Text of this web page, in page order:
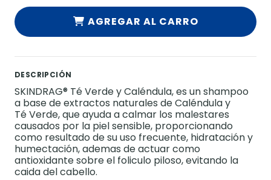
AGREGAR AL CARRO
DESCRIPCIÓN
SKINDRAG® Té Verde y Caléndula, es un shampoo
a base de extractos naturales de Caléndula y
Té Verde, que ayuda a calmar los malestares
causados por la piel sensible, proporcionando
como resultado de su uso frecuente, hidratación y
humectación, ademas de actuar como
antioxidante sobre el foliculo piloso, evitando la
caida del cabello.